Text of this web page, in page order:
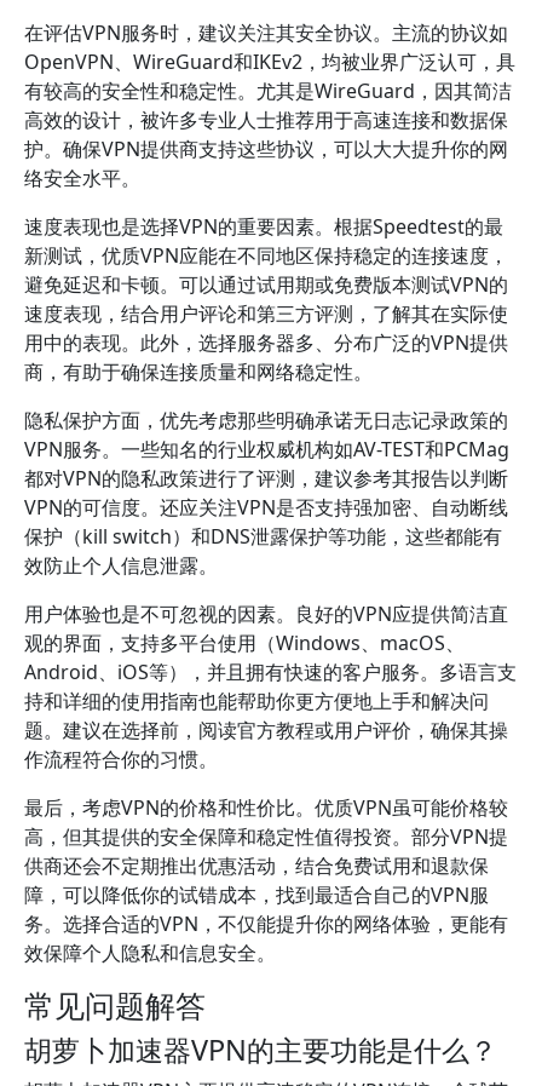
在评估VPN服务时，建议关注其安全协议。主流的协议如
OpenVPN、WireGuard和IKEv2，均被业界广泛认可，具
有较高的安全性和稳定性。尤其是WireGuard，因其简洁
高效的设计，被许多专业人士推荐用于高速连接和数据保
护。确保VPN提供商支持这些协议，可以大大提升你的网
络安全水平。
速度表现也是选择VPN的重要因素。根据Speedtest的最
新测试，优质VPN应能在不同地区保持稳定的连接速度，
避免延迟和卡顿。可以通过试用期或免费版本测试VPN的
速度表现，结合用户评论和第三方评测，了解其在实际使
用中的表现。此外，选择服务器多、分布广泛的VPN提供
商，有助于确保连接质量和网络稳定性。
隐私保护方面，优先考虑那些明确承诺无日志记录政策的
VPN服务。一些知名的行业权威机构如AV-TEST和PCMag
都对VPN的隐私政策进行了评测，建议参考其报告以判断
VPN的可信度。还应关注VPN是否支持强加密、自动断线
保护（kill switch）和DNS泄露保护等功能，这些都能有
效防止个人信息泄露。
用户体验也是不可忽视的因素。良好的VPN应提供简洁直
观的界面，支持多平台使用（Windows、macOS、
Android、iOS等），并且拥有快速的客户服务。多语言支
持和详细的使用指南也能帮助你更方便地上手和解决问
题。建议在选择前，阅读官方教程或用户评价，确保其操
作流程符合你的习惯。
最后，考虑VPN的价格和性价比。优质VPN虽可能价格较
高，但其提供的安全保障和稳定性值得投资。部分VPN提
供商还会不定期推出优惠活动，结合免费试用和退款保
障，可以降低你的试错成本，找到最适合自己的VPN服
务。选择合适的VPN，不仅能提升你的网络体验，更能有
效保障个人隐私和信息安全。
常见问题解答
胡萝卜加速器VPN的主要功能是什么？